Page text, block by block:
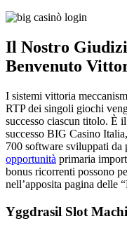
Il Nostro
Benvenuto
I sistemi vittoria
RTP dei singoli giochi
successo ciascun titolo. È
successo BIG Casino
700 software sviluppati da
opportunità primaria
bonus ricorrenti possono
nell’apposita pagina delle
Yggdrasil Slot